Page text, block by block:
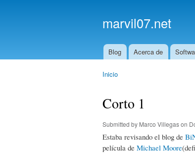
marvil07.net
Main menu
Blog Acerca de
Inicio
Corto 1
Submitted by Marco Villegason
Estaba revisando el blog de
película de Michael Moore